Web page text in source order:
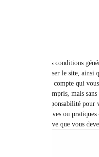
En plus de toute disposition
accordés en vertu des termes et
procédures judiciairement
ou utilisation de ce site
parties émises avant la
suspension ou de la résiliation